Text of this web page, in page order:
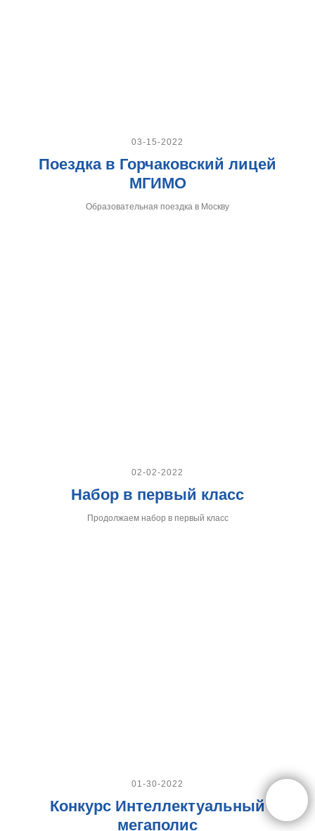
03-15-2022
Поездка в Горчаковский лицей
МГИМО
Образовательная поездка в Москву
02-02-2022
Набор в первый класс
Продолжаем набор в первый класс
01-30-2022
Конкурс Интеллектуальный
мегаполис